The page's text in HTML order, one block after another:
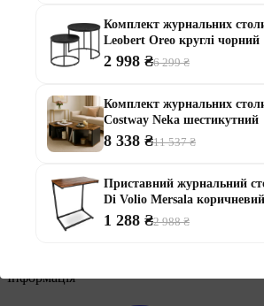
Меблі для балконів
Меблі для дачі
Меблі для тераси
Модульні меблі з ротанга
Інформація
Комплект журнальних
Leobert Oreo круглі чорний
2 998 ₴6 299 ₴
Комплект журнальних
Costway Neka шестикутний
8 338 ₴11 537 ₴
Приставний журнальний
Di Volio Mersala коричневий
1 288 ₴2 988 ₴